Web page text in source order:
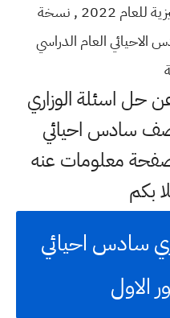
مشاهدة اجوبة اسئلة اللغة الانكليزية للعام 2022 , نسخة
الاحيائي العام الدراسي
حل اسئلة الوزاري
صف سادس احيائي
معلومات عنه
بكم
سادس احيائي